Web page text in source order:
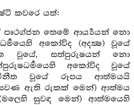
කවරෙ යත්:
පෘථග්ජන තෙමේ ආර්‍ය්‍යයන් නො
අකෝවිද (අදක්‍ෂ) වූයේ
වූයේ, සත්පුරුෂයන් නො
අකෝවිද වූයේ
වූයේ රූපය ආත්මයයි
ඇති රුකක් මෙන්) ආත්මය
සුවඳ මෙන්) ආත්මයෙහි